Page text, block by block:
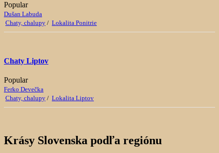
Popular
Dušan Labuda
Chaty, chalupy / Lokalita Ponitrie
Chaty Liptov
Popular
Ferko Devečka
Chaty, chalupy / Lokalita Liptov
Krásy Slovenska podľa regiónu